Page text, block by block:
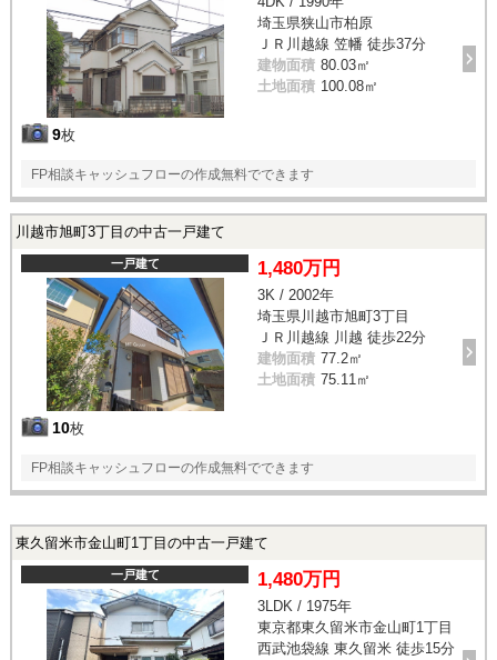
9枚
埼玉県狭山市柏原
ＪＲ川越線 笠幡 徒歩37分
建物面積 80.03㎡
土地面積 100.08㎡
FP相談キャッシュフローの作成無料でできます
川越市旭町3丁目の中古一戸建て
一戸建て
10枚
1,480万円
3K / 2002年
埼玉県川越市旭町3丁目
ＪＲ川越線 川越 徒歩22分
建物面積 77.2㎡
土地面積 75.11㎡
FP相談キャッシュフローの作成無料でできます
東久留米市金山町1丁目の中古一戸建て
一戸建て 1,480万円
3LDK / 1975年
東京都東久留米市金山町1丁目
西武池袋線 東久留米 徒歩15分